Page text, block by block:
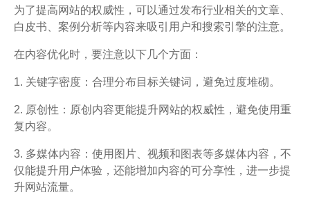
为了提高网站的权威性，可以通过发布行业相关的文章、
白皮书、案例分析等内容来吸引用户和搜索引擎的注意。
在内容优化时，要注意以下几个方面：
1. 关键字密度：合理分布目标关键词，避免过度堆砌。
2. 原创性：原创内容更能提升网站的权威性，避免使用重
复内容。
3. 多媒体内容：使用图片、视频和图表等多媒体内容，不
仅能提升用户体验，还能增加内容的可分享性，进一步提
升网站流量。